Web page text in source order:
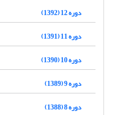
دوره 12 (1392)
دوره 11 (1391)
دوره 10 (1390)
دوره 9 (1389)
دوره 8 (1388)